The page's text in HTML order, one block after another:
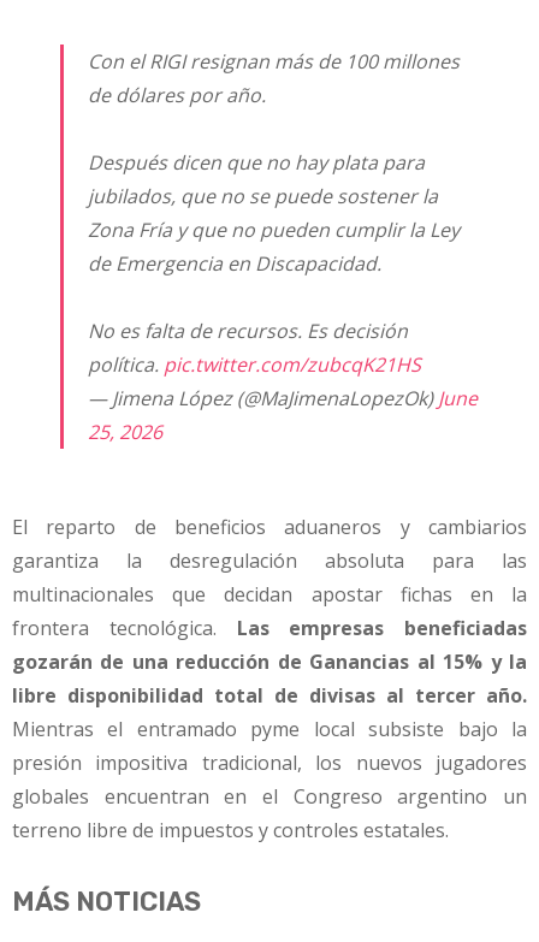
Con el RIGI resignan más de 100 millones
de dólares por año.
Después dicen que no hay plata para
jubilados, que no se puede sostener la
Zona Fría y que no pueden cumplir la Ley
de Emergencia en Discapacidad.
No es falta de recursos. Es decisión
política. pic.twitter.com/zubcqK21HS
— Jimena López (@MaJimenaLopezOk)June
25, 2026
El reparto de beneficios aduaneros y cambiarios
garantiza la desregulación absoluta para las
multinacionales que decidan apostar fichas en la
frontera tecnológica. Las empresas beneficiadas
gozarán de una reducción de Ganancias al 15% y la
libre disponibilidad total de divisas al tercer año.
Mientras el entramado pyme local subsiste bajo la
presión impositiva tradicional, los nuevos jugadores
globales encuentran en el Congreso argentino un
terreno libre de impuestos y controles estatales.
MÁS NOTICIAS